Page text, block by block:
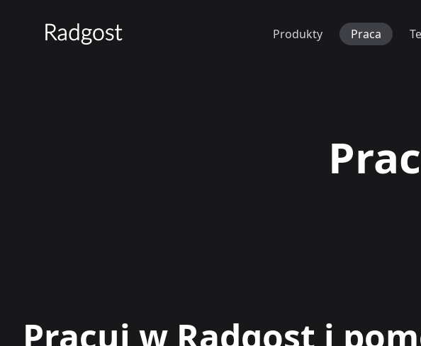
Produkty Praca
Pracuj w Radgost i